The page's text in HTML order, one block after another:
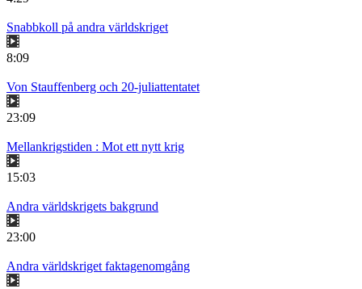
Snabbkoll på andra världskriget
8:09
Von Stauffenberg och 20-juliattentatet
23:09
Mellankrigstiden : Mot ett nytt krig
15:03
Andra världskrigets bakgrund
23:00
Andra världskriget faktagenomgång